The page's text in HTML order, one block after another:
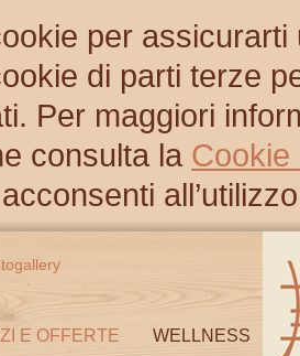
per
di parti terze
Per maggiori
consulta la Cookie
E OFFERTE WELLNESS